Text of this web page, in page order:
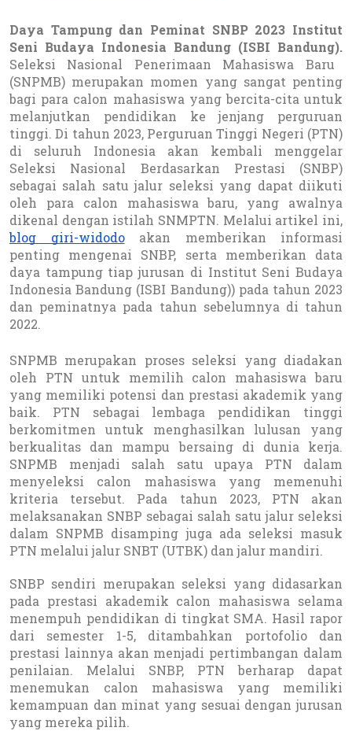
Daya Tampung dan Peminat SNBP 2023 Institut
Seni Budaya Indonesia Bandung (ISBI Bandung).
Seleksi Nasional Penerimaan Mahasiswa Baru
(SNPMB) merupakan momen yang sangat penting
bagi para calon mahasiswa yang bercita-cita untuk
melanjutkan pendidikan ke jenjang perguruan
tinggi. Di tahun 2023, Perguruan Tinggi Negeri (PTN)
di seluruh Indonesia akan kembali menggelar
Seleksi Nasional Berdasarkan Prestasi (SNBP)
sebagai salah satu jalur seleksi yang dapat diikuti
oleh para calon mahasiswa baru, yang awalnya
dikenal dengan istilah SNMPTN. Melalui artikel ini,
blog giri-widodoakan memberikan informasi
penting mengenai SNBP, serta memberikan data
daya tampung tiap jurusan di Institut Seni Budaya
Indonesia Bandung (ISBI Bandung)) pada tahun 2023
dan peminatnya pada tahun sebelumnya di tahun
2022.
SNPMB merupakan proses seleksi yang diadakan
oleh PTN untuk memilih calon mahasiswa baru
yang memiliki potensi dan prestasi akademik yang
baik. PTN sebagai lembaga pendidikan tinggi
berkomitmen untuk menghasilkan lulusan yang
berkualitas dan mampu bersaing di dunia kerja.
SNPMB menjadi salah satu upaya PTN dalam
menyeleksi calon mahasiswa yang memenuhi
kriteria tersebut. Pada tahun 2023, PTN akan
melaksanakan SNBP sebagai salah satu jalur seleksi
dalam SNPMB disamping juga ada seleksi masuk
PTN melalui jalur SNBT (UTBK) dan jalur mandiri.
SNBP sendiri merupakan seleksi yang didasarkan
pada prestasi akademik calon mahasiswa selama
menempuh pendidikan di tingkat SMA. Hasil rapor
dari semester 1-5, ditambahkan portofolio dan
prestasi lainnya akan menjadi pertimbangan dalam
penilaian. Melalui SNBP, PTN berharap dapat
menemukan calon mahasiswa yang memiliki
kemampuan dan minat yang sesuai dengan jurusan
yang mereka pilih.